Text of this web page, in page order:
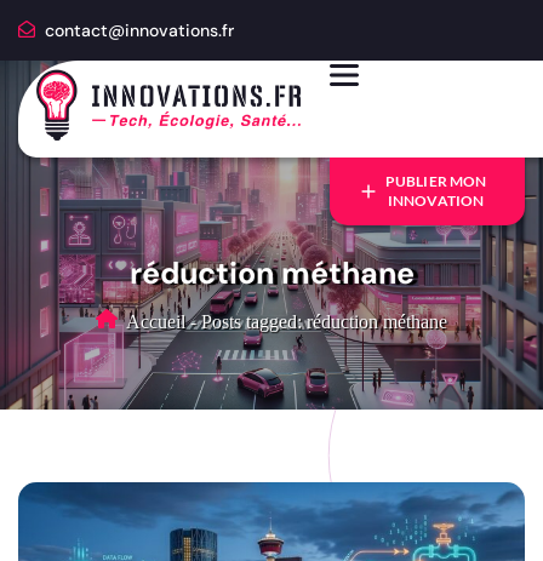
contact@innovations.fr
PUBLIER MON
INNOVATION
réduction méthane
Accueil - Posts tagged: réduction méthane